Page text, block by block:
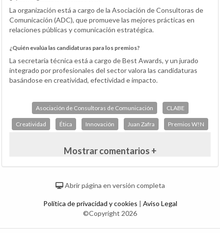
La organización está a cargo de la Asociación de Consultoras de
Comunicación (ADC), que promueve las mejores prácticas en
relaciones públicas y comunicación estratégica.
¿Quién evalúa las candidaturas para los premios?
La secretaría técnica está a cargo de Best Awards, y un jurado
integrado por profesionales del sector valora las candidaturas
basándose en creatividad, efectividad e impacto.
Asociación de Consultoras de Comunicación CLABE
Creatividad Ética Innovación Juan Zafra Premios W!N
Mostrar comentarios +
Abrir página en versión completa
Política de privacidad y cookies | Aviso Legal
©Copyright 2026